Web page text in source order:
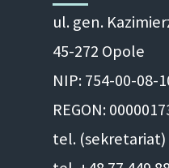
ul. gen.
45-272 Opole
NIP: 754-00-08-
REGON:
tel. (sekretariat)